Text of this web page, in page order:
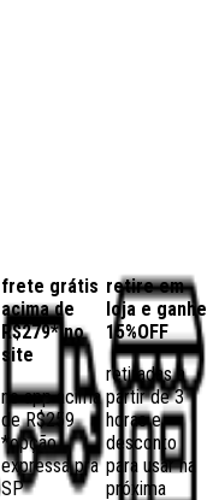
frete grátis
acima de
R$279* no
site
no app acima
de R$259
*opção
expressa pra
SP
retire em
loja e ganhe
15%OFF
retiradas a
partir de 3
horas e
desconto
para usar na
próxima